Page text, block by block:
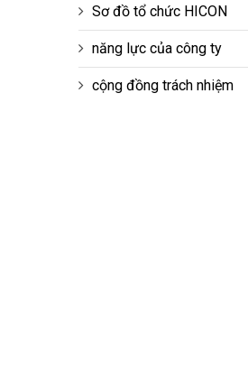
Sơ đồ tổ chức HICON
năng lực của công ty
cộng đồng trách nhiệm